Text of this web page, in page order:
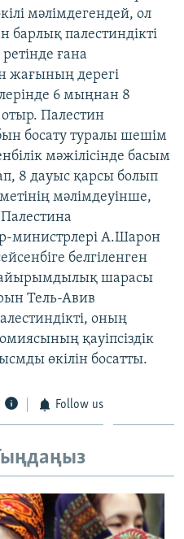
мәлімдегендей, ол
палестиндікті
ғана
жағының дерегі
6 мыңнан 8
Палестин
босату туралы шешім
мәжілісінде басым
8 дауыс қарсы болып
мәлімдеуінше,
министрлері А.Шарон
белгіленген
шарасы
Тель-Авив
оның
қауіпсіздік
өкілін босатты.
Follow us